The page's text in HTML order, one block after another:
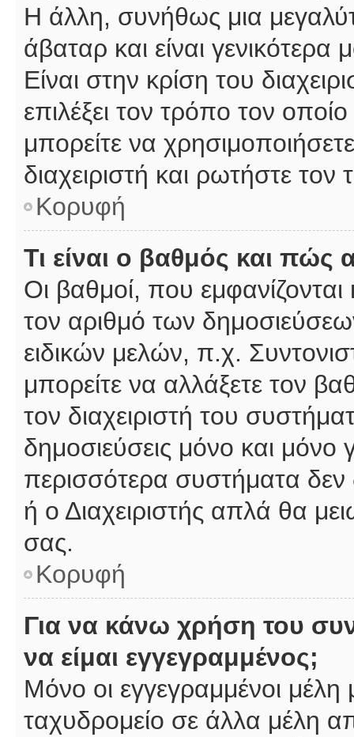
Η άλλη, συνήθως μια
άβαταρ και είναι
Είναι στην κρίση του
επιλέξει τον τρόπο τον
μπορείτε να
διαχειριστή και ρωτήστε τον
Κορυφή
Τι είναι ο βαθμός και
Οι βαθμοί, που
τον αριθμό των
ειδικών μελών, π.χ.
μπορείτε να αλλάξετε τον
τον διαχειριστή του
δημοσιεύσεις μόνο και
περισσότερα συστήματα δεν
ή ο Διαχειριστής απλά θα
σας.
Κορυφή
Για να κάνω χρήση του
να είμαι εγγεγραμμένος;
Μόνο οι εγγεγραμμένοι
ταχυδρομείο σε άλλα μέλη